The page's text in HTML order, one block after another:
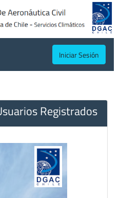
Iniciar Sesión
Registrados